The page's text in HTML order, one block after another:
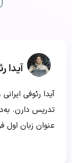
آیدا
تدریس دارن.
عنوان زبان اول
تحصیلات خود